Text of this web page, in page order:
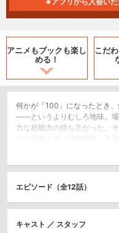
アニメもブックも楽し
める！
こだ
何かが「100」になったとき
――というよりむしろ地味。場
力な超能力の持ち主だった。
ニセ霊能力者に宗教団体、不
うモブに、平穏な日は訪れる
ここに開幕！
SF/ファンタジー
アクション/バトル
ドラマ/青春
エピソード（全12話）
キャスト ／ スタッフ